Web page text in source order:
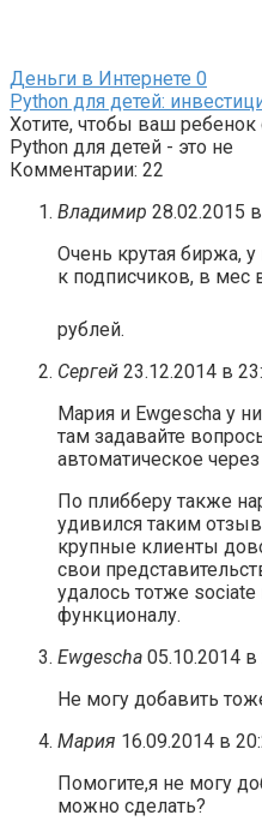
Деньги в Интернете 0
Python для детей:
Хотите, чтобы ваш ребенок
Python для детей - это не
Комментарии: 22
Владимир 28.02.2015
Очень крутая биржа,
к подписчиков, в мес
рублей.
Сергей 23.12.2014 в
Мария и Ewgescha у
там задавайте
автоматическое
По плибберу также
удивился таким
крупные клиенты
свои
удалось тотже
функционалу.
Ewgescha 05.10.2014 в
Не могу добавить
Мария 16.09.2014 в
Помогите,я не могу
можно сделать?